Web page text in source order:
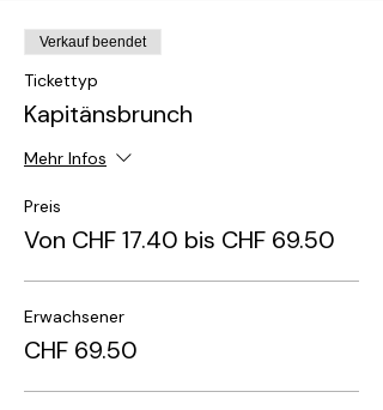
Verkauf beendet
Tickettyp
Kapitänsbrunch
Mehr Infos
Preis
Von CHF 17.40 bis CHF 69.50
Erwachsener
CHF 69.50